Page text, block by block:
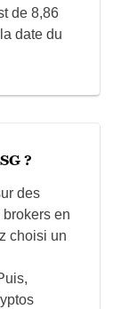
de 8,86
date du
?
des
en
choisi un